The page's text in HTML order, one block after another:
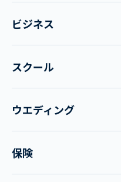
ビジネス
スクール
ウエディング
保険